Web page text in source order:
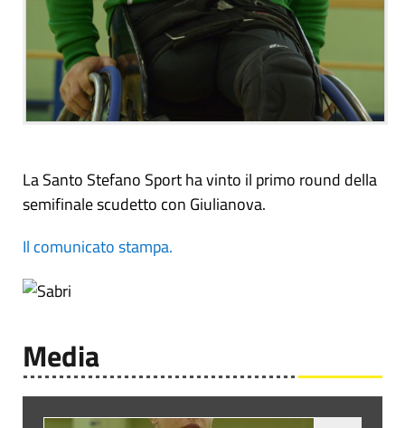
La Santo Stefano Sport ha vinto il primo round della
semifinale scudetto con Giulianova.
Il comunicato stampa.
Media